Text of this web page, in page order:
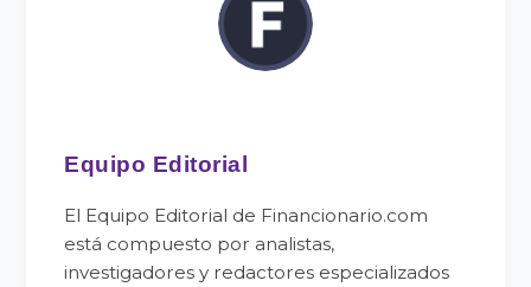
Equipo Editorial
El Equipo Editorial de Financionario.com
está compuesto por analistas,
investigadores y redactores especializados